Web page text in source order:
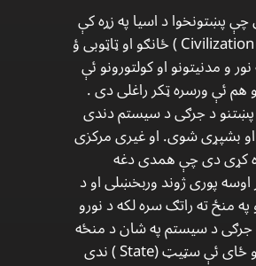
پښتونخوا د اسیا په زړه کې
د مدنیتونو ( Civilization ) ځانګو او ټاټوبی ؤ
و مدنیتونو او کولتورونو ئې
هم ئې ورسره ټکر راغلی دی .
د جرګی د سیستم دندی
بشپړی شوی. او غیری مرکزی
کړی دی چې همدی دغه
پوری ژوند وربخښلی او د
په منځ ته راتګ سره لکه د نورو
جرګی د سیستم په شان د منځه
نه دی تللی او ځای ئې سټیټ (State ) ندی